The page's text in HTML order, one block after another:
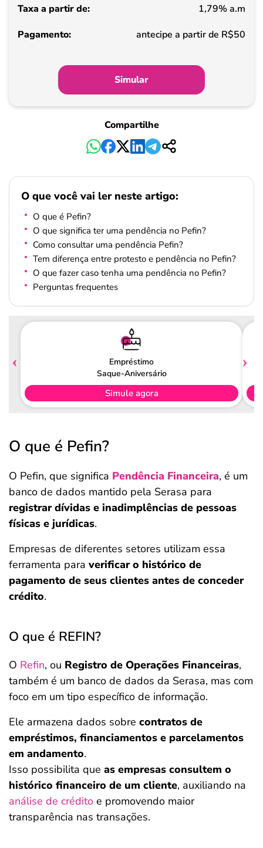
Pagamento
1,79% a.m
antecipe a partir de R$50
Simular
Compartilhe
O que você vai ler neste artigo:
O que é Pefin?
O que significa ter uma pendência no Pefin?
Como consultar uma pendência Pefin?
Tem diferença entre protesto e pendência no Pefin?
O que fazer caso tenha uma pendência no Pefin?
Perguntas frequentes
Empréstimo
Saque-Aniversário
Simule agora
O que é Pefin?
O Pefin, que significa Pendência Financeira, é um
banco de dados mantido pela Serasa para
registrar dívidas e inadimplências de pessoas
físicas e jurídicas.
Empresas de diferentes setores utilizam essa
ferramenta para verificar o histórico de
pagamento de seus clientes antes de conceder
crédito.
O que é REFIN?
O Refin, ou Registro de Operações Financeiras,
também é um banco de dados da Serasa, mas com
foco em um tipo específico de informação.
Ele armazena dados sobre contratos de
empréstimos, financiamentos e parcelamentos
em andamento.
Isso possibilita que as empresas consultem o
histórico financeiro de um cliente, auxiliando na
análise de crédito e promovendo maior
transparência nas transações.